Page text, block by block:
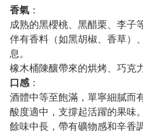
香氣 ：
成熟的黑櫻桃、黑醋栗、李子
伴有香料（如黑胡椒、香草）
息。
橡木桶陳釀帶來的烘烤、巧克
口感：
酒體中等至飽滿，單寧細膩而
酸度適中，支撐起活躍的果味。
餘味中長，帶有礦物感和辛香調